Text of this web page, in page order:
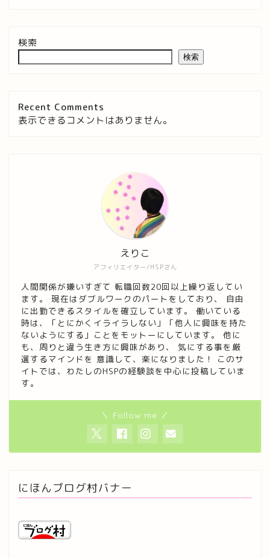
検索
検索
Recent Comments
表示できるコメントはありません。
アフィリエイター/HSPさん
えりこ
人間関係が嫌いすぎて 転職回数20回以上繰り返してい
ます。 現在はダブルワークのパートをしており、 自由
に出勤できるスタイルを確立しています。 働いている
時は、「とにかくイライラしない」「他人に興味を持た
ないようにする」ことをモットーにしています。 他に
も、周りと違う生き方に興味があり、 気にする事を厳
選するマインドを 意識して、楽になりました！ このサ
イトでは、わたしのHSPの経験談を中心に投稿していま
す。
＼ Follow me ／
にほんブログ村バナー